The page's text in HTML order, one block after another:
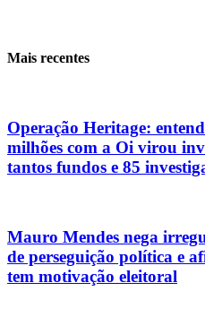
Mais recentes
Operação Heritage:
milhões com a Oi virou
tantos fundos e 85
Mauro Mendes nega
de perseguição política e
tem motivação eleitoral